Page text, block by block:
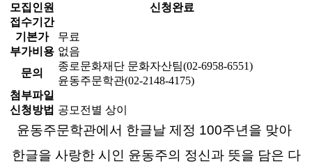
모집인원
신청완료
접수기간
기본가
무료
부가비용 없음
문의
종로문화재단 문화자산팀(02-6958-6551)
윤동주문학관(02-2148-4175)
첨부파일
신청방법 공모전별 상이
윤동주문학관에서 한글날 제정 100주년을 맞아
한글을 사랑한 시인 윤동주의 정신과 뜻을 담은 다